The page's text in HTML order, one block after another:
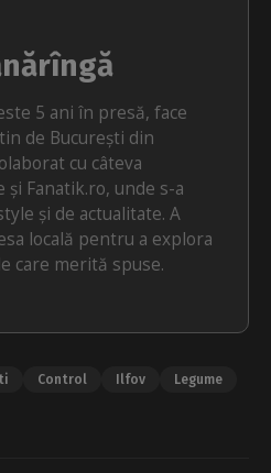
5 ani în presă, face
de București din
cu câteva
Fanatik.ro, unde s-a
și de actualitate. A
locală pentru a explora
care merită spuse.
Control Ilfov
Legume